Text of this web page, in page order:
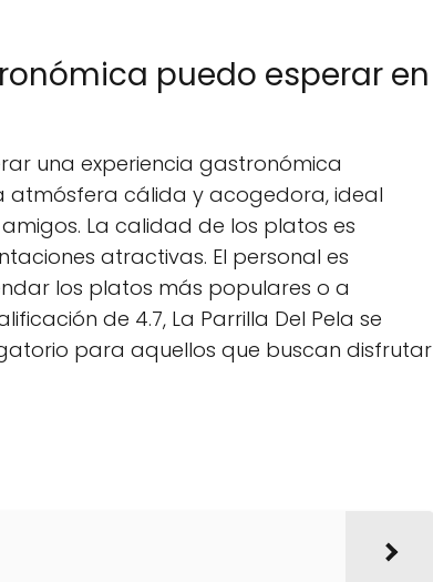
puedo esperar en
una experiencia gastronómica
atmósfera cálida y acogedora, ideal
La calidad de los platos es
atractivas. El personal es
los platos más populares o a
de 4.7, La Parrilla Del Pela se
para aquellos que buscan disfrutar